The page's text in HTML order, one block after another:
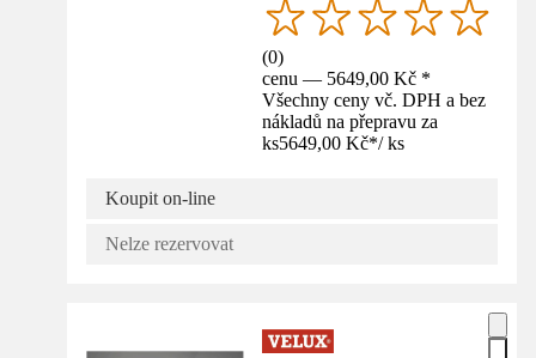
(0)
cenu — 5649,00 Kč *
Všechny ceny vč. DPH a bez
nákladů na přepravu za
ks5649,00 Kč*/ ks
Koupit on-line
Nelze rezervovat